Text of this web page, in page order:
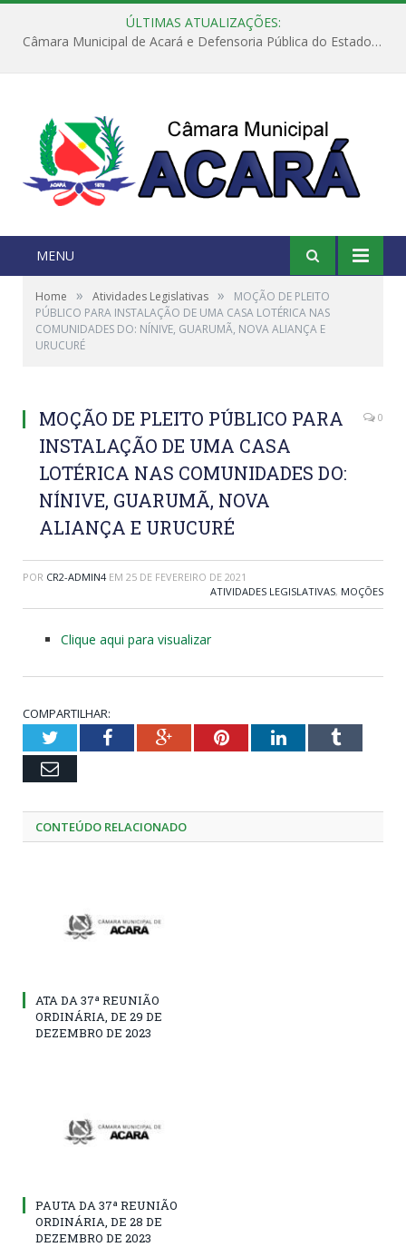
ÚLTIMAS ATUALIZAÇÕES:
Câmara Municipal de Acará e Defensoria Pública do Estado, promovem Ação Balcão de Direitos
MENU
Home » Atividades Legislativas »
MOÇÃO DE PLEITO
PÚBLICO PARA INSTALAÇÃO DE UMA CASA LOTÉRICA NAS
COMUNIDADES DO: NÍNIVE, GUARUMÃ, NOVA ALIANÇA E
URUCURÉ
MOÇÃO DE PLEITO PÚBLICO PARA
INSTALAÇÃO DE UMA CASA
LOTÉRICA NAS COMUNIDADES DO:
NÍNIVE, GUARUMÃ, NOVA
ALIANÇA E URUCURÉ
0
POR CR2-ADMIN4 EM 25 DE FEVEREIRO DE 2021
ATIVIDADES LEGISLATIVAS, MOÇÕES
Clique aqui para visualizar
COMPARTILHAR:
TwitterFacebookGoogle+PinterestLinkedInTumblr
Email
CONTEÚDO RELACIONADO
ATA DA 37ª REUNIÃO
ORDINÁRIA, DE 29 DE
DEZEMBRO DE 2023
PAUTA DA 37ª REUNIÃO
ORDINÁRIA, DE 28 DE
DEZEMBRO DE 2023